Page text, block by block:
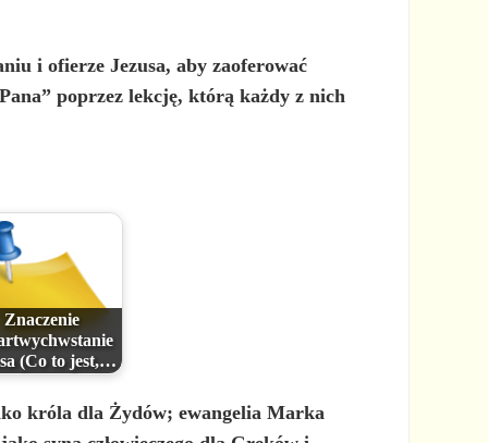
i ofierze Jezusa, aby zaoferować
poprzez lekcję, którą każdy z nich
Znaczenie
(Co to jest,…
króla dla Żydów; ewangelia Marka